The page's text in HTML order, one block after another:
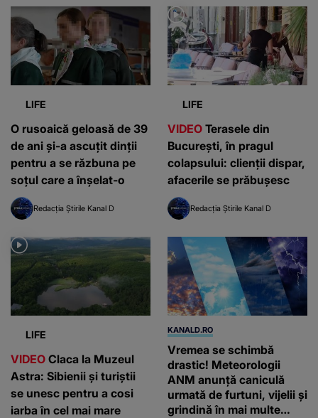
LIFE
O rusoaică geloasă de 39
de ani și-a ascuțit dinții
pentru a se răzbuna pe
soțul care a înșelat-o
Redacția Știrile Kanal D
LIFE
VIDEO Terasele din
București, în pragul
colapsului: clienții dispar,
afacerile se prăbușesc
Redacția Știrile Kanal D
LIFE
VIDEO Claca la Muzeul
Astra: Sibienii și turiștii
se unesc pentru a cosi
iarba în cel mai mare
KANALD.RO
Vremea se schimbă
drastic! Meteorologii
ANM anunță caniculă
urmată de furtuni, vijelii și
grindină în mai multe